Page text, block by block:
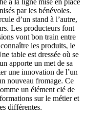
à la ligne mise en place
par les bénévoles.
d’un stand à l’autre,
Les producteurs font
vont bon train entre
les produits, le
table est dressée où se
apporte un met de sa
une innovation de l’un
nouveau fromage. Ce
un élément clé de
sur le métier et
différentes.